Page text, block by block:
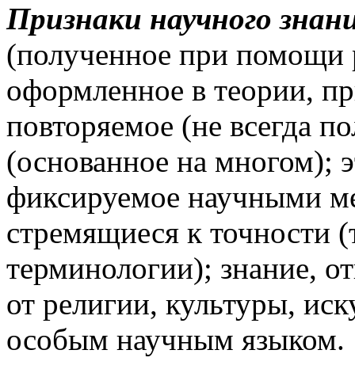
Признаки научного
(полученное при помощи
оформленное в теории,
повторяемое (не всегда
(основанное на многом);
фиксируемое научными
стремящиеся к точности
терминологии); знание,
от религии, культуры,
особым научным языком.